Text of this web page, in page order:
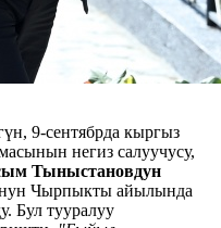
9-сентябрда кыргыз
негиз салуучусу,
Тыныстановдун
Чырпыкты айылында
Бул тууралуу